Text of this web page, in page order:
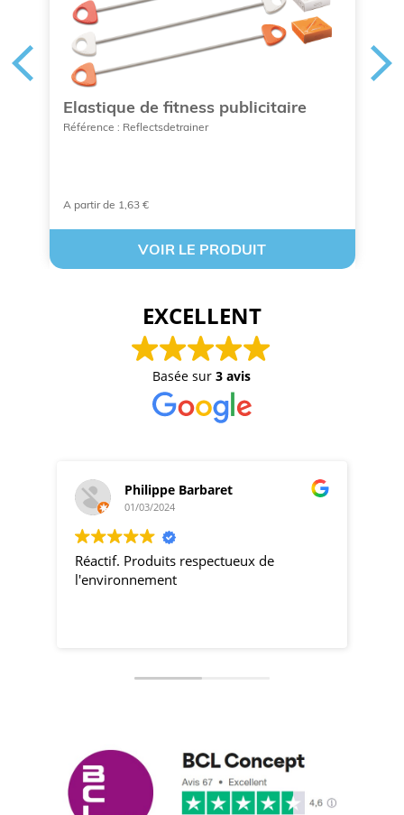
Elastique de fitness publicitaire
Référence : Reflectsdetrainer
A partir de 1,63 €
VOIR LE PRODUIT
EXCELLENT
Basée sur3 avis
Philippe Barbaret
01/03/2024
Réactif. Produits respectueux de
l'environnement